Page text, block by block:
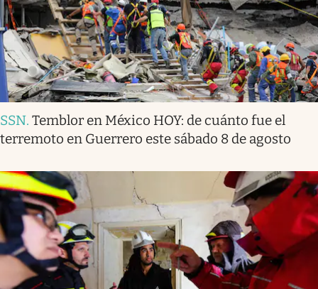
SSN. Temblor en México HOY: de cuánto fue el
terremoto en Guerrero este sábado 8 de agosto